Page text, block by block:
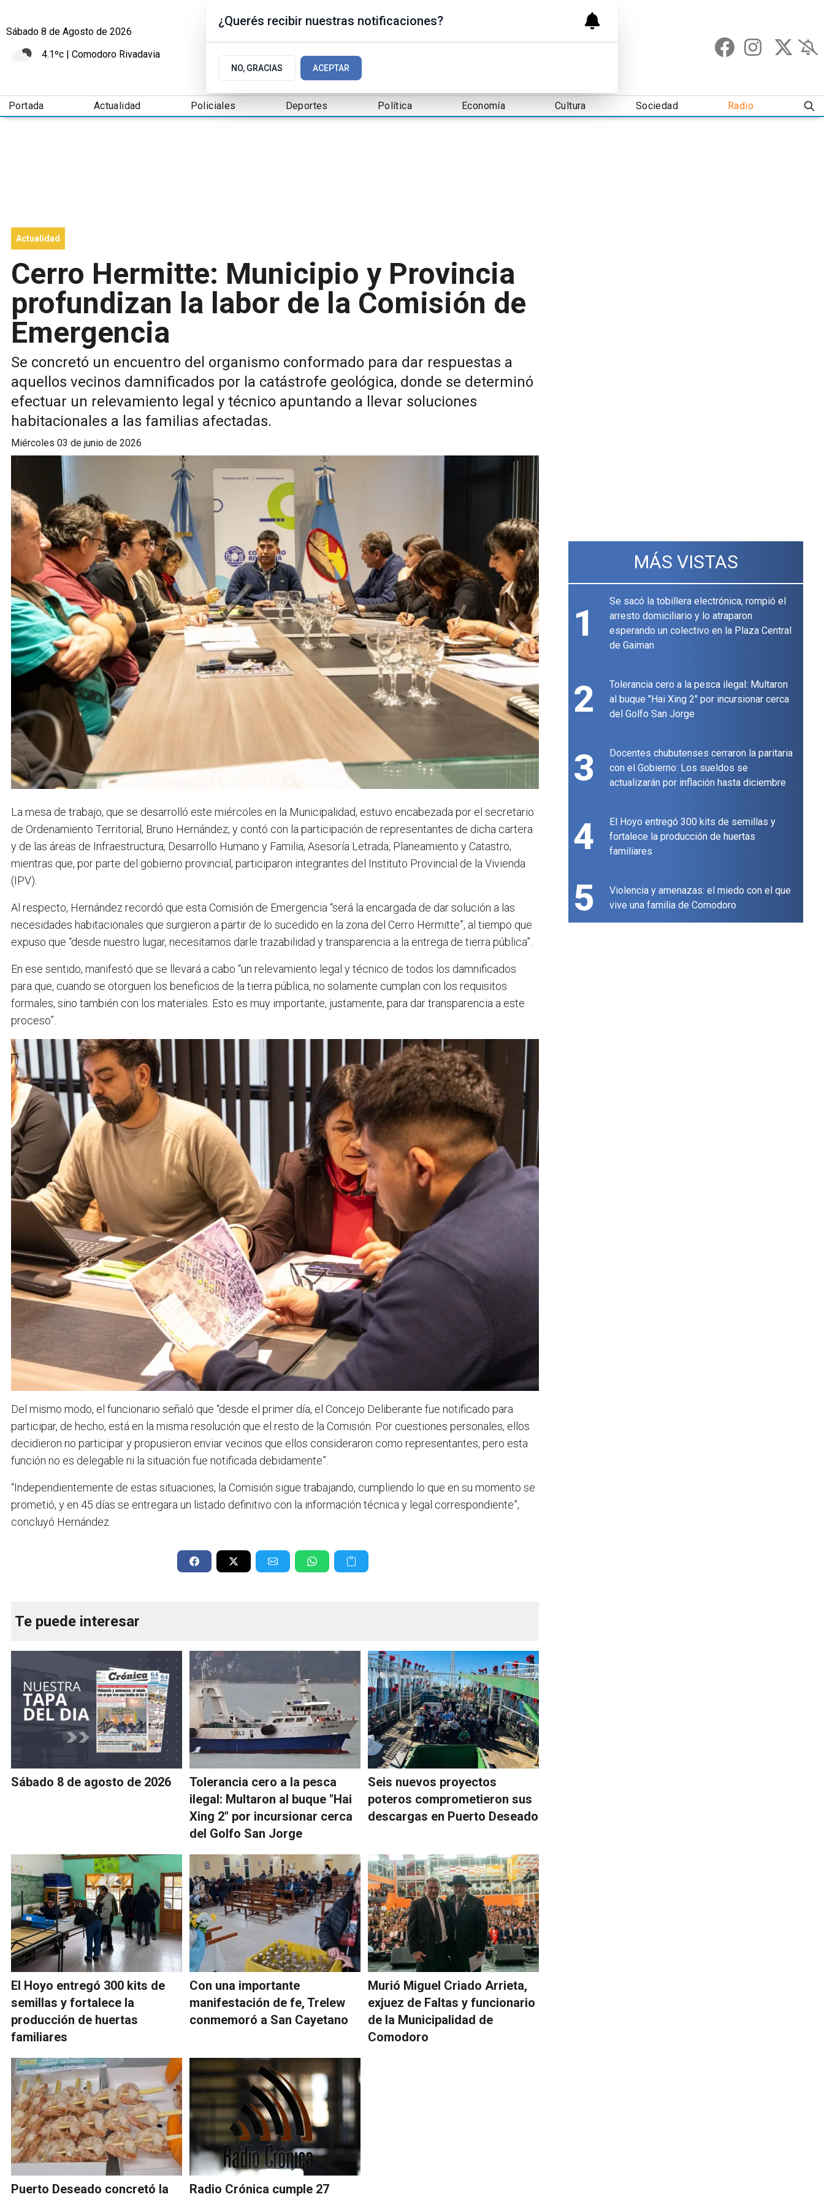
Sábado 8 de Agosto de 2026
4.1ºc | Comodoro Rivadavia
Portada Actualidad Policiales Deportes Política Economía Cultura Sociedad Radio
Actualidad
Cerro Hermitte: Municipio y Provincia
profundizan la labor de la Comisión de
Emergencia
Se concretó un encuentro del organismo conformado para dar respuestas a
aquellos vecinos damnificados por la catástrofe geológica, donde se determinó
efectuar un relevamiento legal y técnico apuntando a llevar soluciones
habitacionales a las familias afectadas.
miércoles 03 de junio de 2026
La mesa de trabajo, que se desarrolló este miércoles en la Municipalidad, estuvo encabezada por el secretario
de Ordenamiento Territorial, Bruno Hernández, y contó con la participación de representantes de dicha cartera
y de las áreas de Infraestructura, Desarrollo Humano y Familia, Asesoría Letrada, Planeamiento y Catastro;
mientras que, por parte del gobierno provincial, participaron integrantes del Instituto Provincial de la Vivienda
(IPV).
Al respecto, Hernández recordó que esta Comisión de Emergencia “será la encargada de dar solución a las
necesidades habitacionales que surgieron a partir de lo sucedido en la zona del Cerro Hermitte”, al tiempo que
expuso que “desde nuestro lugar, necesitamos darle trazabilidad y transparencia a la entrega de tierra pública”.
En ese sentido, manifestó que se llevará a cabo “un relevamiento legal y técnico de todos los damnificados
para que, cuando se otorguen los beneficios de la tierra pública, no solamente cumplan con los requisitos
formales, sino también con los materiales. Esto es muy importante, justamente, para dar transparencia a este
proceso”.
Del mismo modo, el funcionario señaló que “desde el primer día, el Concejo Deliberante fue notificado para
participar, de hecho, está en la misma resolución que el resto de la Comisión. Por cuestiones personales, ellos
decidieron no participar y propusieron enviar vecinos que ellos consideraron como representantes, pero esta
función no es delegable ni la situación fue notificada debidamente”.
“Independientemente de estas situaciones, la Comisión sigue trabajando, cumpliendo lo que en su momento se
prometió, y en 45 días se entregara un listado definitivo con la información técnica y legal correspondiente”,
concluyó Hernández.
Te puede interesar
Sábado 8 de agosto de 2026
Tolerancia cero a la pesca
ilegal: Multaron al buque "Hai
Xing 2" por incursionar cerca
del Golfo San Jorge
Seis nuevos proyectos
poteros comprometieron sus
descargas en Puerto Deseado
El Hoyo entregó 300 kits de
semillas y fortalece la
producción de huertas
familiares
Con una importante
manifestación de fe, Trelew
conmemoró a San Cayetano
Murió Miguel Criado Arrieta,
exjuez de Faltas y funcionario
de la Municipalidad de
Comodoro
Puerto Deseado concretó la Radio Crónica cumple 27
MÁS VISTAS
1
Se sacó la tobillera electrónica, rompió el
arresto domiciliario y lo atraparon
esperando un colectivo en la Plaza Central
de Gaiman
2
Tolerancia cero a la pesca ilegal: Multaron
al buque "Hai Xing 2" por incursionar cerca
del Golfo San Jorge
3
Docentes chubutenses cerraron la paritaria
con el Gobierno: Los sueldos se
actualizarán por inflación hasta diciembre
4
El Hoyo entregó 300 kits de semillas y
fortalece la producción de huertas
familiares
5
Violencia y amenazas: el miedo con el que
vive una familia de Comodoro
¿Querés recibir nuestras notificaciones?
NO, GRACIAS ACEPTAR